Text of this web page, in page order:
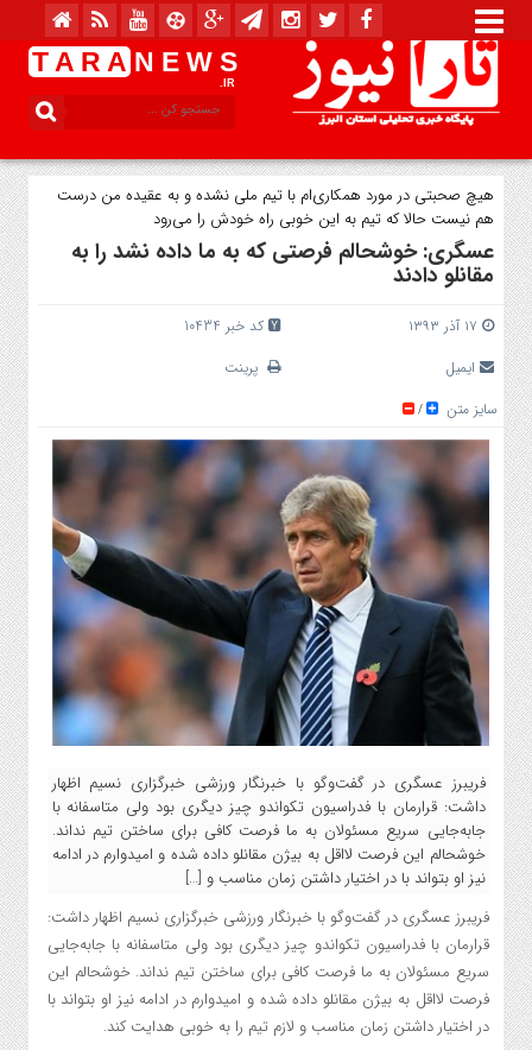
T A R A N E W S
.IR
هیچ صحبتی در مورد همکاری‌ام با تیم ملی نشده و به عقیده من درست
هم نیست حالا که تیم به این خوبی راه خودش را می‌رود
عسگری: خوشحالم فرصتی که به ما داده نشد را به
مقانلو دادند
۱۷ آذر ۱۳۹۳
کد خبر 10434
ایمیل
پرینت
سایز متن
/
فریبرز عسگری در گفت‌وگو با خبرنگار ورزشی خبرگزاری نسیم اظهار
داشت: قرارمان با فدراسیون تکواندو چیز دیگری بود ولی متاسفانه با
جابه‌جایی سریع مسئولان به ما فرصت کافی برای ساختن تیم نداند.
خوشحالم این فرصت لااقل به بیژن مقانلو داده شده و امیدوارم در ادامه
نیز او بتواند با در اختیار داشتن زمان مناسب و […]
فریبرز عسگری در گفت‌وگو با خبرنگار ورزشی خبرگزاری نسیم اظهار داشت:
قرارمان با فدراسیون تکواندو چیز دیگری بود ولی متاسفانه با جابه‌جایی
سریع مسئولان به ما فرصت کافی برای ساختن تیم نداند. خوشحالم این
فرصت لااقل به بیژن مقانلو داده شده و امیدوارم در ادامه نیز او بتواند با
در اختیار داشتن زمان مناسب و لازم تیم را به خوبی هدایت کند.